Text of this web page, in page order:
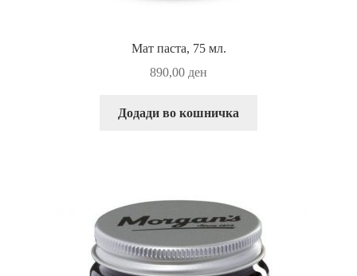
Мат паста, 75 мл.
890,00 ден
Додади во кошничка